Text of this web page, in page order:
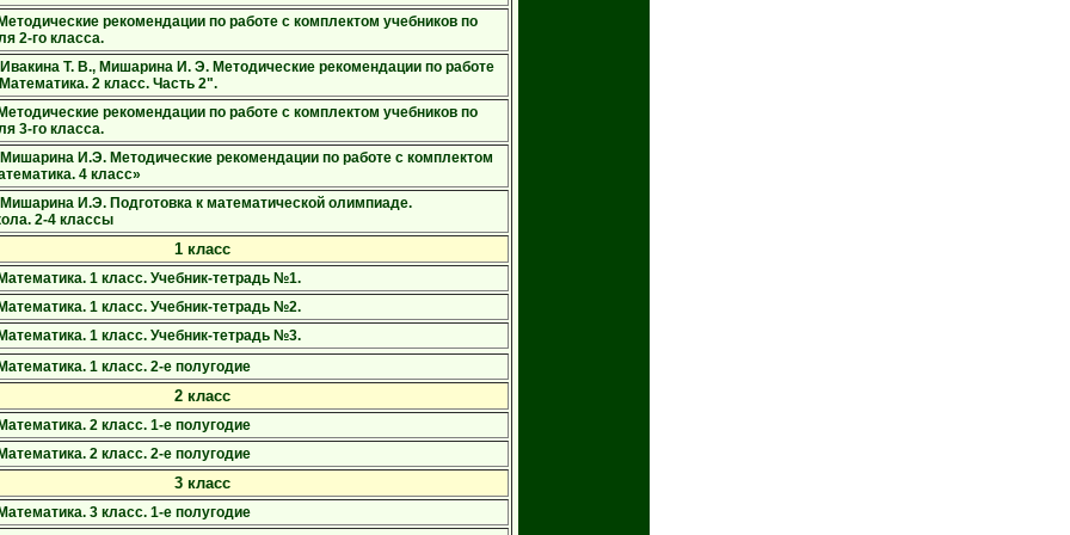
рекомендации по работе с комплектом учебников по
2-го класса.
Т. В., Мишарина И. Э. Методические рекомендации по работе
2 класс. Часть 2".
рекомендации по работе с комплектом учебников по
3-го класса.
И.Э. Методические рекомендации по работе с комплектом
4 класс»
И.Э. Подготовка к математической олимпиаде.
2-4 классы
1 класс
1 класс. Учебник-тетрадь №1.
1 класс. Учебник-тетрадь №2.
1 класс. Учебник-тетрадь №3.
1 класс. 2-е полугодие
2 класс
2 класс. 1-е полугодие
2 класс. 2-е полугодие
3 класс
3 класс. 1-е полугодие